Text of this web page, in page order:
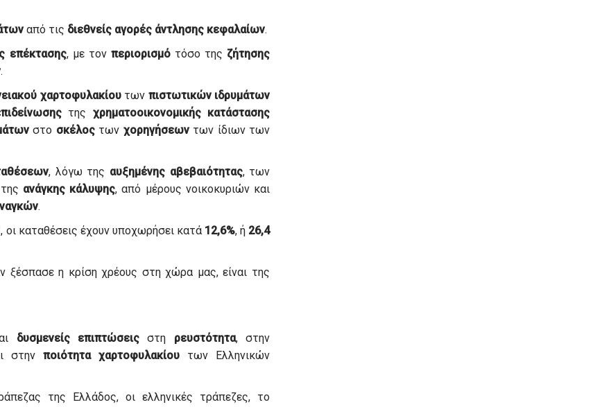
από τις διεθνείς αγορές άντλησης κεφαλαίων.
επέκτασης, με τον περιορισμότόσο της ζήτησης
.
χαρτοφυλακίουτων πιστωτικών ιδρυμάτων
της χρηματοοικονομικής κατάστασης
στο σκέλοςτων χορηγήσεωντων ίδιων των
, λόγω της αυξημένης αβεβαιότητας, των
ανάγκης κάλυψης, από μέρους νοικοκυριών και
.
οι καταθέσεις έχουν υποχωρήσει κατά 12,6%, ή 26,4
η κρίση χρέους στη χώρα μας, είναι της
δυσμενείς επιπτώσειςστη ρευστότητα, στην
στην ποιότητα χαρτοφυλακίου των Ελληνικών
της Ελλάδος, οι ελληνικές τράπεζες, το